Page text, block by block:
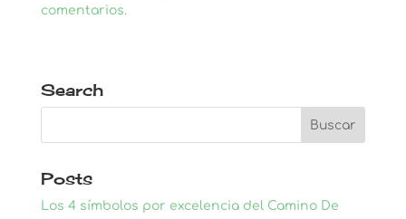
comentarios.
Search
Posts
Los 4 símbolos por excelencia del Camino De